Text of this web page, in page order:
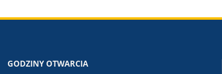
GODZINY OTWARCIA